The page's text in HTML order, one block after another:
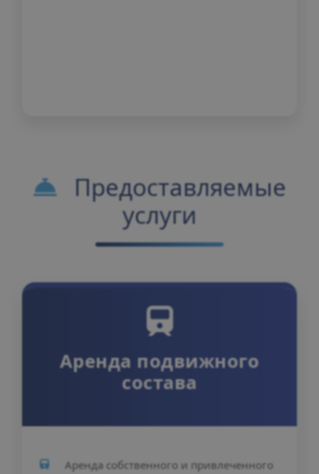
Предоставляемые
услуги
Аренда подвижного
состава
Аренда собственного и привлеченного